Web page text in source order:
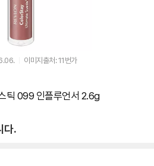
이미지출처: 11번가
틱 099 인플루언서 2.6g
다.